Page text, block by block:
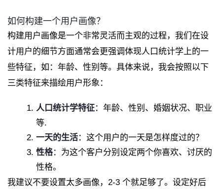
如何构建一个用户画像？
构建用户画像是一个非常灵活而主观的过程，我们在设
计用户的细节方面通常会更强调体现人口统计学上的一
些特征，如：年龄、性别等。具体来说，我会按照以下
三类特征来描绘用户形象：
人口统计学特征：年龄、性别、婚姻状况、职业
等.
一天的生活：这个用户的一天是怎样度过的？
性格：为这个客户分别设定两个你喜欢、讨厌的
性格。
我建议不要设置太多画像，2-3 个就足够了。设定好后